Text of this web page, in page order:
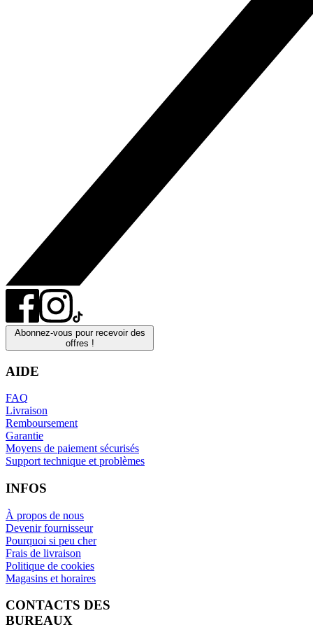
Abonnez-vous pour recevoir des
offres !
AIDE
FAQ
Livraison
Remboursement
Garantie
Moyens de paiement sécurisés
Support technique et problèmes
INFOS
À propos de nous
Devenir fournisseur
Pourquoi si peu cher
Frais de livraison
Politique de cookies
Magasins et horaires
CONTACTS DES
BUREAUX